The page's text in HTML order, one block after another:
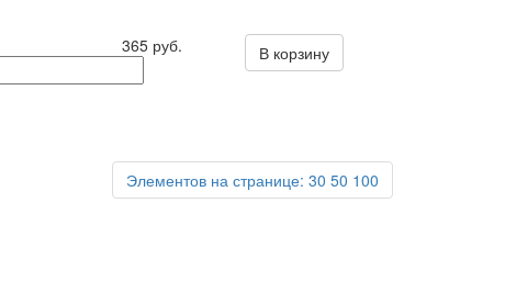
365 руб. В корзину
Элементов на странице: 30 50 100